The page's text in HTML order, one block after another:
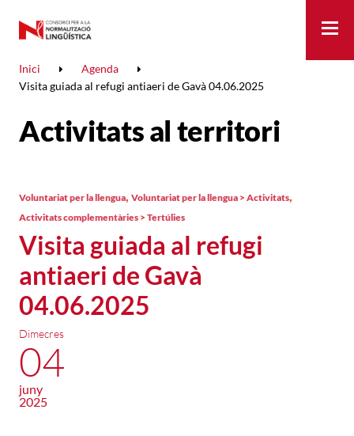
Inici
Agenda
Visita guiada al refugi antiaeri de Gavà 04.06.2025
Activitats al territori
Visita guiada al refugi
antiaeri de Gavà
04.06.2025
Voluntariat per la llengua, Voluntariat per la llengua > Activitats,
Activitats complementàries > Tertúlies
Dimecres
04
juny
2025